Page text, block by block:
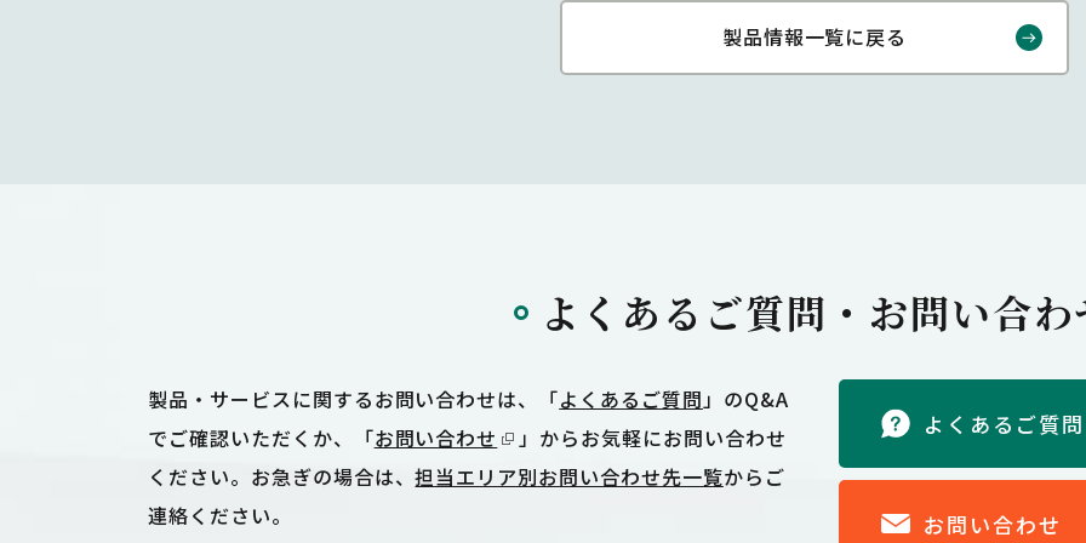
製品情報一覧に戻る
よくあるご質問・ お問い合わ
製品・サービスに関するお問い合わせは、「よくあるご質問」のQ&A
でご確認いただくか、「お問い合わせ
」からお気軽にお問い合わせ
ください。お急ぎの場合は、担当エリア別お問い合わせ先一覧からご
連絡ください。
よくあるご質問
お問い合わせ